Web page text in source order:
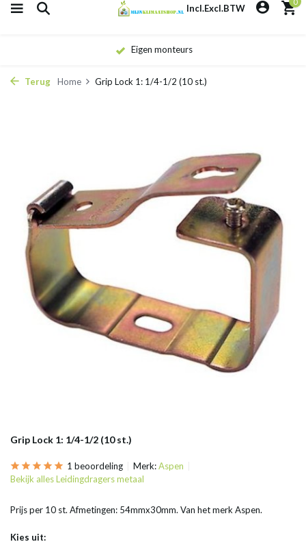
Incl.Excl.BTW
Eigen monteurs
Terug Home Grip Lock 1: 1/4-1/2 (10 st.)
Grip Lock 1: 1/4-1/2 (10 st.)
1 beoordeling Merk:Aspen
Bekijk alles Leidingdragers metaal
Prijs per 10 st. Afmetingen: 54mmx30mm. Van het merk Aspen.
Kies uit: